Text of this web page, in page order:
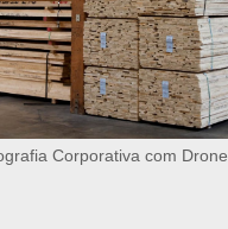
Corporativa com Drone